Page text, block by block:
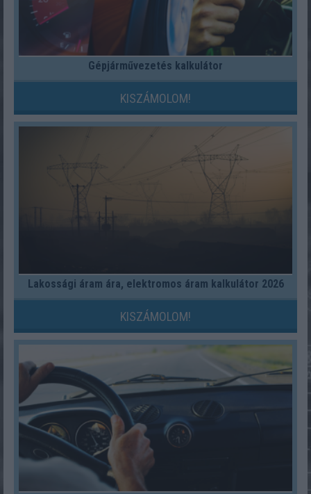
Gépjárművezetés kalkulátor
KISZÁMOLOM!
Lakossági áram ára, elektromos áram kalkulátor 2026
KISZÁMOLOM!